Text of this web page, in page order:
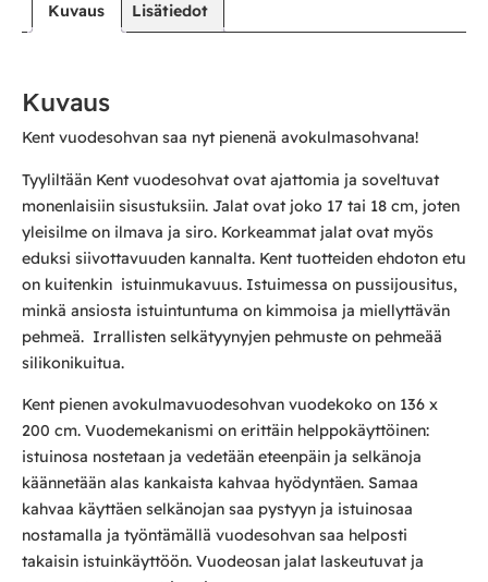
Kuvaus Lisätiedot
Kuvaus
Kent vuodesohvan saa nyt pienenä avokulmasohvana!
Tyyliltään Kent vuodesohvat ovat ajattomia ja soveltuvat
monenlaisiin sisustuksiin. Jalat ovat joko 17 tai 18 cm, joten
yleisilme on ilmava ja siro. Korkeammat jalat ovat myös
eduksi siivottavuuden kannalta. Kent tuotteiden ehdoton etu
on kuitenkin istuinmukavuus. Istuimessa on pussijousitus,
minkä ansiosta istuintuntuma on kimmoisa ja miellyttävän
pehmeä. Irrallisten selkätyynyjen pehmuste on pehmeää
silikonikuitua.
Kent pienen avokulmavuodesohvan vuodekoko on 136 x
200 cm. Vuodemekanismi on erittäin helppokäyttöinen:
istuinosa nostetaan ja vedetään eteenpäin ja selkänoja
käännetään alas kankaista kahvaa hyödyntäen. Samaa
kahvaa käyttäen selkänojan saa pystyyn ja istuinosaa
nostamalla ja työntämällä vuodesohvan saa helposti
takaisin istuinkäyttöön. Vuodeosan jalat laskeutuvat ja